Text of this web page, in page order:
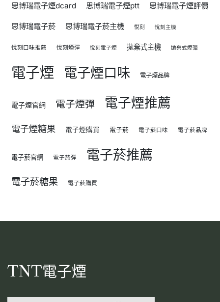
思博瑞電子煙dcard 思博瑞電子煙ptt 思博瑞電子煙評價
思博瑞電子菸 思博瑞電子菸主機 悅刻 悅刻主機
悅刻口味推薦 悅刻煙彈 悅刻電子煙 拋棄式主機 拋棄式煙彈
電子煙 電子煙口味 電子煙品牌
電子煙官網 電子煙彈 電子煙推薦
電子煙糖果 電子煙購買 電子菸 電子菸口味 電子菸品牌
電子菸官網 電子菸彈 電子菸推薦
電子菸糖果 電子菸購買
TNT電子煙